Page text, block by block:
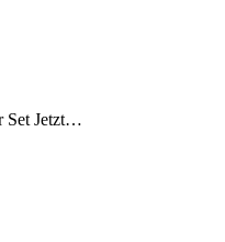
Set Jetzt…